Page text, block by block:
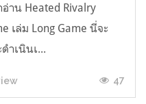
าน Heated Rivalry
เล่ม Long Game นี่จะ
ำเนินเ...
47